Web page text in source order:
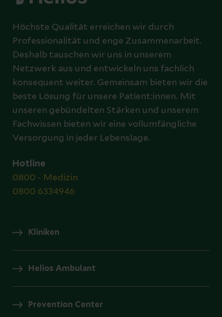
Höchste Qualität erreichen wir durch
Professionalität und enge Zusammenarbeit.
Deshalb tauschen wir uns in unserem
Netzwerk aus und entwickeln uns fachlich
konsequent weiter. Gemeinsam bieten wir die
beste Lösung für unsere Patient:innen. Mit
unseren gebündelten Stärken und unserem
Fachwissen bieten wir eine vollumfängliche
Versorgung in jeder Lebenslage.
Hotline
0800 - Medizin
0800 6334946
Kliniken
Helios Ambulant
Prevention Center